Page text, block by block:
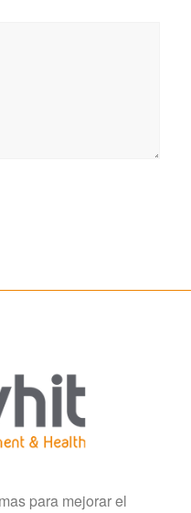
para mejorar el